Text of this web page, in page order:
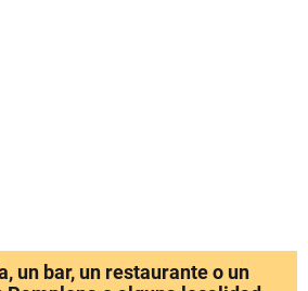
un bar, un restaurante o un